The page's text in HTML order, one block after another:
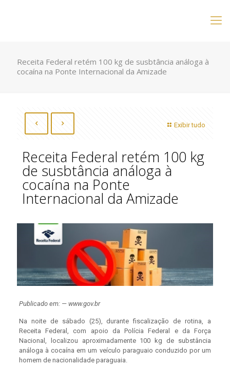
Receita Federal retém 100 kg de susbtância análoga à
cocaína na Ponte Internacional da Amizade
Exibir tudo
Receita Federal retém 100 kg
de susbtância análoga à
cocaína na Ponte
Internacional da Amizade
Publicado em: — www.gov.br
Na noite de sábado (25), durante fiscalização de rotina, a
Receita Federal, com apoio da Polícia Federal e da Força
Nacional, localizou aproximadamente 100 kg de substância
análoga à cocaína em um veículo paraguaio conduzido por um
homem de nacionalidade paraguaia.